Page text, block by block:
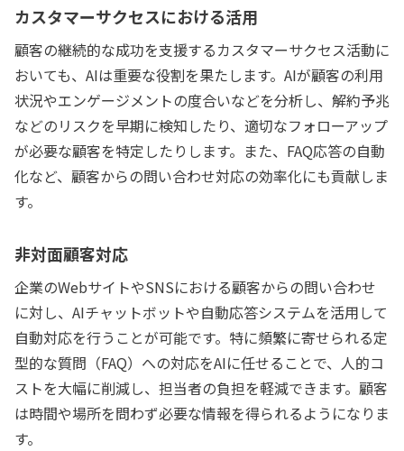
カスタマーサクセスにおける活用
顧客の継続的な成功を支援するカスタマーサクセス活動に
おいても、AIは重要な役割を果たします。AIが顧客の利用
状況やエンゲージメントの度合いなどを分析し、解約予兆
などのリスクを早期に検知したり、適切なフォローアップ
が必要な顧客を特定したりします。また、FAQ応答の自動
化など、顧客からの問い合わせ対応の効率化にも貢献しま
す。
非対面顧客対応
企業のWebサイトやSNSにおける顧客からの問い合わせ
に対し、AIチャットボットや自動応答システムを活用して
自動対応を行うことが可能です。特に頻繁に寄せられる定
型的な質問（FAQ）への対応をAIに任せることで、人的コ
ストを大幅に削減し、担当者の負担を軽減できます。顧客
は時間や場所を問わず必要な情報を得られるようになりま
す。